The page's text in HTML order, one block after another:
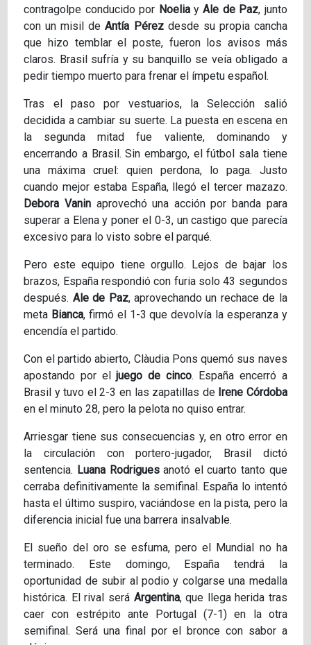
contragolpe conducido por NoeliayAle de Paz, junto
con un misil deAntía Pérezdesde su propia cancha
que hizo temblar el poste, fueron los avisos más
claros. Brasil sufría y su banquillo se veía obligado a
pedir tiempo muerto para frenar el ímpetu español.
Tras el paso por vestuarios, la Selección salió
decidida a cambiar su suerte. La puesta en escena en
la segunda mitad fue valiente, dominando y
encerrando a Brasil. Sin embargo, el fútbol sala tiene
una máxima cruel: quien perdona, lo paga. Justo
cuando mejor estaba España, llegó el tercer mazazo.
Debora Vaninaprovechó una acción por banda para
superar a Elena y poner el 0-3, un castigo que parecía
excesivo para lo visto sobre el parqué.
Pero este equipo tiene orgullo. Lejos de bajar los
brazos, España respondió con furia solo 43 segundos
después. Ale de Paz, aprovechando un rechace de la
meta Bianca, firmó el 1-3 que devolvía la esperanza y
encendía el partido.
Con el partido abierto, Clàudia Pons quemó sus naves
apostando por eljuego de cinco. España encerró a
Brasil y tuvo el 2-3 en las zapatillas de Irene Córdoba
en el minuto 28, pero la pelota no quiso entrar.
Arriesgar tiene sus consecuencias y, en otro error en
la circulación con portero-jugador, Brasil dictó
sentencia. Luana Rodriguesanotó el cuarto tanto que
cerraba definitivamente la semifinal. España lo intentó
hasta el último suspiro, vaciándose en la pista, pero la
diferencia inicial fue una barrera insalvable.
El sueño del oro se esfuma, pero el Mundial no ha
terminado. Este domingo, España tendrá la
oportunidad de subir al podio y colgarse una medalla
histórica. El rival será Argentina, que llega herida tras
caer con estrépito ante Portugal (7-1) en la otra
semifinal. Será una final por el bronce con sabor a